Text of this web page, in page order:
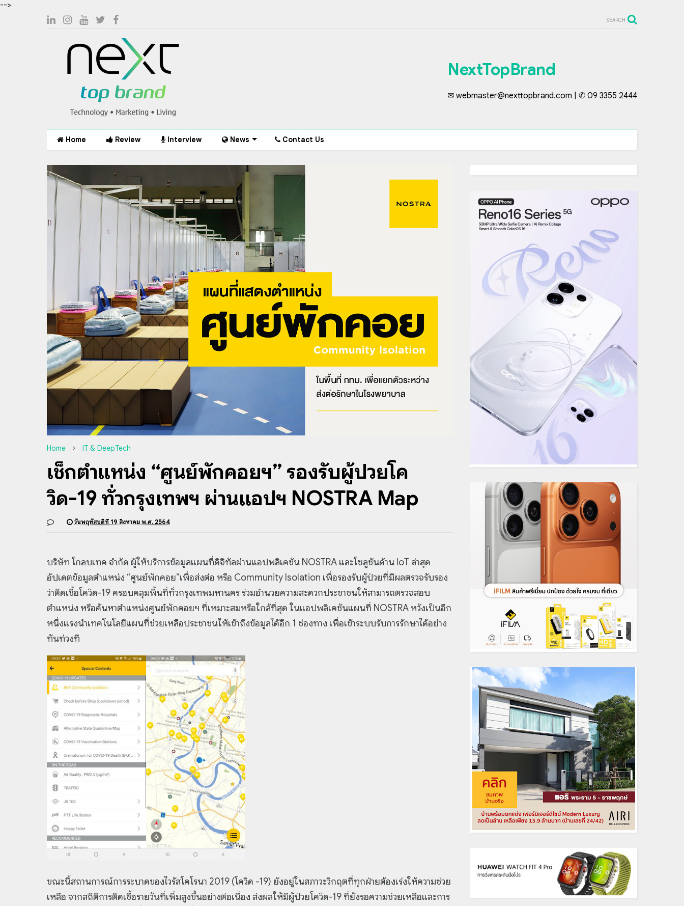
-->
SEARCH
NextTopBrand
✉ webmaster@nexttopbrand.com | ✆ 09 3355 2444
Home Review Interview News Contact Us
Home IT & DeepTech
เช็กตำแหน่ง “ศูนย์พักคอยฯ” รองรับผู้ป่วยโค
วิด-19 ทั่วกรุงเทพฯ ผ่านแอปฯ NOSTRA Map
วันพฤหัสบดีที่ 19 สิงหาคม พ.ศ. 2564
บริษัท โกลบเทค จำกัด ผู้ให้บริการข้อมูลแผนที่ดิจิทัลผ่านแอปพลิเคชัน NOSTRA และโซลูชันด้าน IoT ล่าสุด
อัปเดตข้อมูลตำแหน่ง “ศูนย์พักคอย”เพื่อส่งต่อ หรือ Community Isolation เพื่อรองรับผู้ป่วยที่มีผลตรวจรับรอง
ว่าติดเชื้อโควิด-19 ครอบคลุมพื้นที่ทั่วกรุงเทพมหานคร ร่วมอำนวยความสะดวกประชาชนให้สามารถตรวจสอบ
ตำแหน่ง หรือค้นหาตำแหน่งศูนย์พักคอยฯ ที่เหมาะสมหรือใกล้ที่สุด ในแอปพลิเคชันแผนที่ NOSTRA หวังเป็นอีก
หนึ่งแรงนำเทคโนโลยีแผนที่ช่วยเหลือประชาชนให้เข้าถึงข้อมูลได้อีก 1 ช่องทาง เพื่อเข้าระบบรับการรักษาได้อย่าง
ทันท่วงที
ขณะนี้สถานการณ์การระบาดของไวรัสโคโรนา 2019 (โควิด -19) ยังอยู่ในสภาวะวิกฤตที่ทุกฝ่ายต้องเร่งให้ความช่วย
เหลือ จากสถิติการติดเชื้อรายวันที่เพิ่มสูงขึ้นอย่างต่อเนื่อง ส่งผลให้มีผู้ป่วยโควิด-19 ที่ยังรอความช่วยเหลือและการ